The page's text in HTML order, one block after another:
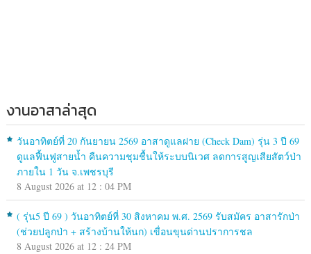
งานอาสาล่าสุด
วันอาทิตย์ที่ 20 กันยายน 2569 อาสาดูแลฝาย (Check Dam) รุ่น 3 ปี 69
ดูแลฟื้นฟูสายน้ำ คืนความชุมชื้นให้ระบบนิเวศ ลดการสูญเสียสัตว์ป่า
ภายใน 1 วัน จ.เพชรบุรี
8 August 2026 at 12 : 04 PM
( รุ่น5 ปี 69 ) วันอาทิตย์ที่ 30 สิงหาคม พ.ศ. 2569 รับสมัคร อาสารักป่า
(ช่วยปลูกป่า + สร้างบ้านให้นก) เขื่อนขุนด่านปราการชล
8 August 2026 at 12 : 24 PM